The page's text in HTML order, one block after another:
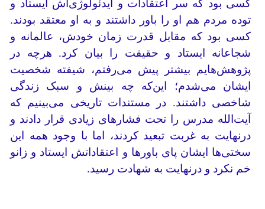
کسی بود که سر اعتقادات و ایدئولوژی‌اش ‌ایستاد و
توده مردم هم او را باور داشتند و به او معتقد بودند.
کسی بود که مقابل قدرت زمان خودش، عالمانه و
شجاعانه ایستاد و حقیقت را بیان کرد. هرچه در
پژوهش‌هایم بیشتر پیش می‌رفتم، شیفته شخصیت
ایشان می‌شدم؛ این‌که چه بینش و سبک زندگی
شاخصی داشتند. در مستندات تاریخی می‌بینیم که
آیت‌الله مدرس را تحت فشارهای زیادی قرار دادند و
درنهایت به غربت تبعید کردند، اما با وجود همه این
سختی‌ها ایشان پای باورها و اعتقاداتش ایستاد و زانو
خم نکرد و درنهایت به شهادت رسید.